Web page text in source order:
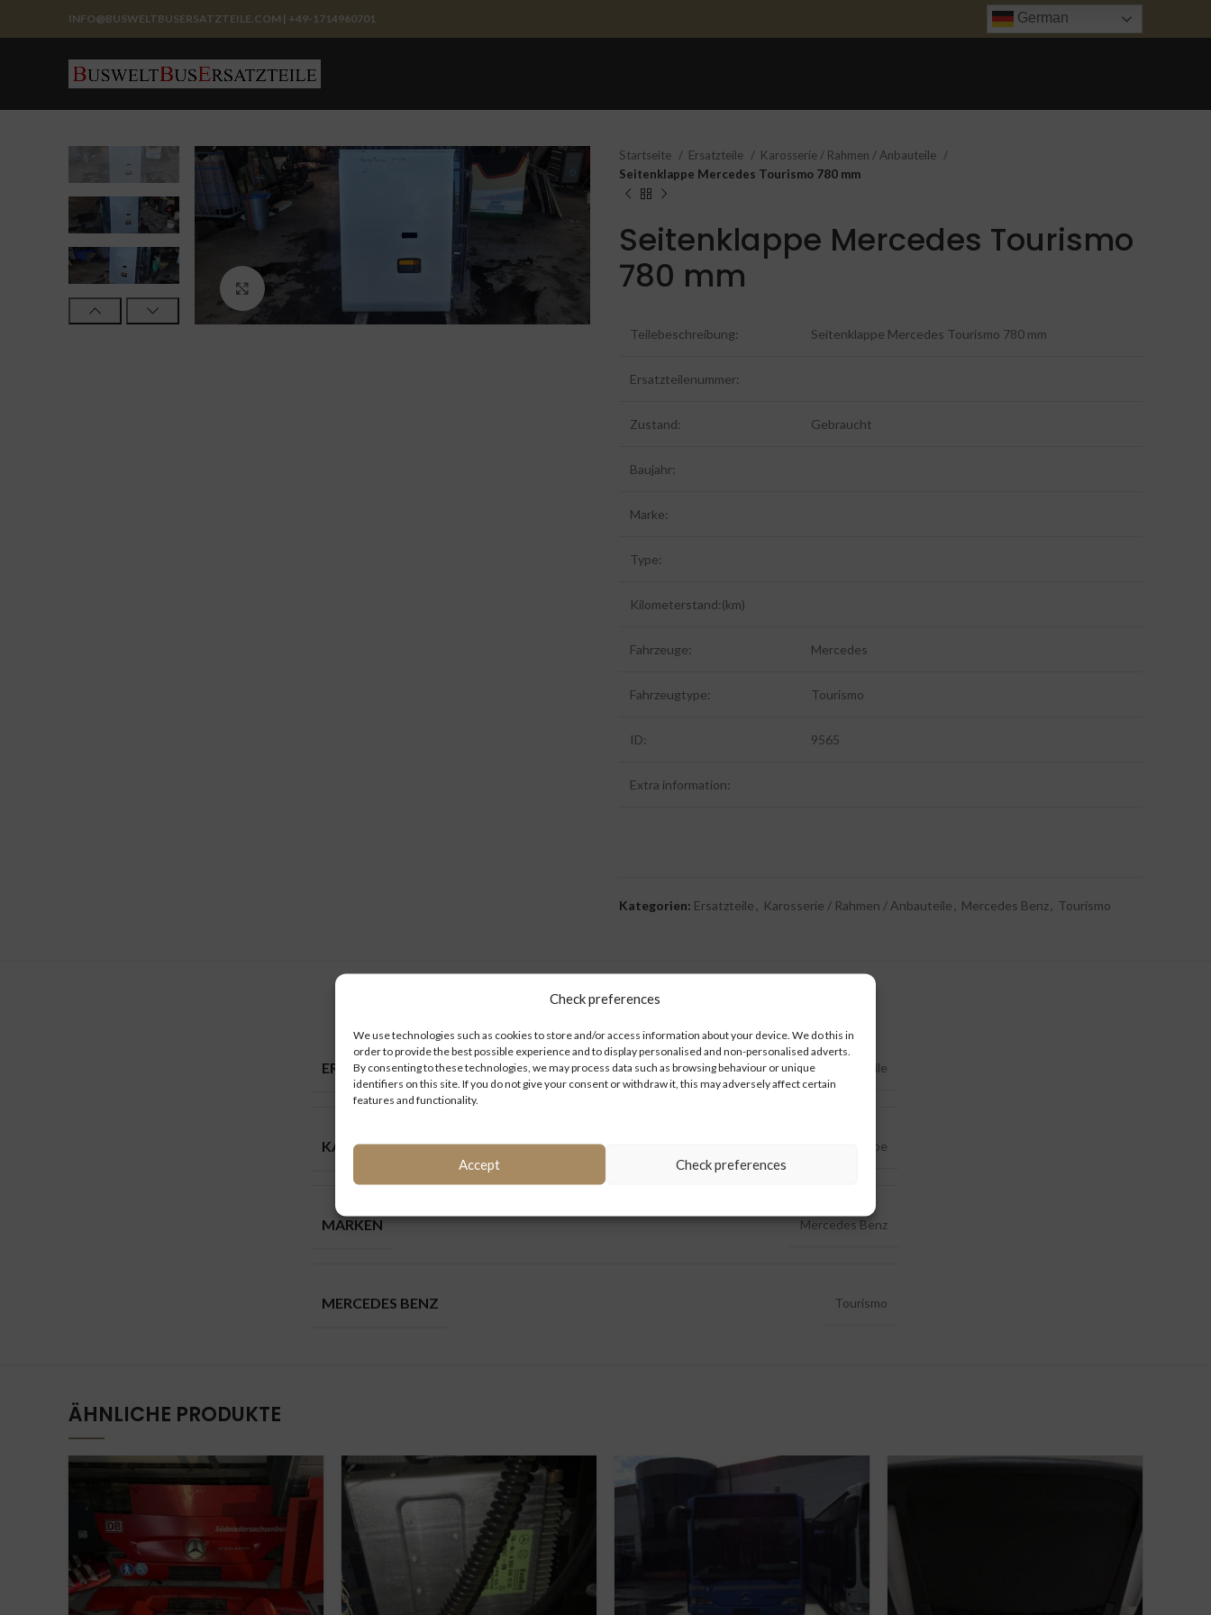
Check preferences
We use technologies such as cookies to store and/or access information about your device. We do this in
order to provide the best possible experience and to display personalised and non-personalised adverts.
By consenting to these technologies, we may process data such as browsing behaviour or unique
identifiers on this site. If you do not give your consent or withdraw it, this may adversely affect certain
features and functionality.
Accept Check preferences
INFO@BUSWELTBUSERSATZTEILE.COM | +49-1714960701 German
Click to enlarge
Startseite Ersatzteile
Karosserie / Rahmen / Anbauteile
Seitenklappe Mercedes Tourismo 780 mm
Seitenklappe Mercedes Tourismo
780 mm
Teilebeschreibung: Seitenklappe Mercedes Tourismo 780 mm
Ersatzteilenummer:
Zustand: Gebraucht
Baujahr:
Marke:
Type:
Kilometerstand:(km)
Fahrzeuge: Mercedes
Fahrzeugtype: Tourismo
ID: 9565
Extra information:
Kategorien: Ersatzteile , Karosserie / Rahmen / Anbauteile , Mercedes Benz, Tourismo
ZUSÄTZLICHE INFORMATIONEN
ERSATZTEILEN Karosserie / Rahmen / Anbauteile
KAROSSERIE/RAHMEN/ANBAU Seitenklappe
MARKEN Mercedes Benz
MERCEDES BENZ Tourismo
ÄHNLICHE PRODUKTE